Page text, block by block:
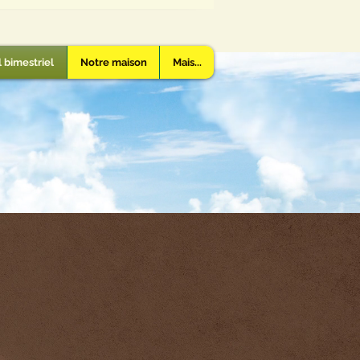
bimestriel Notre maison Mais...